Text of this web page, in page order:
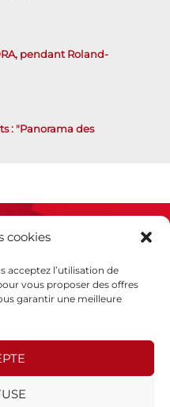
cookies
acceptez l’utilisation de
vous proposer des offres
garantir une meilleure
pendant Roland-
: "Panorama des